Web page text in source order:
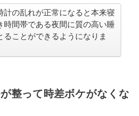
計の乱れが正常になると本来寝
時間帯である夜間に質の高い睡
ることができるようになりま
整って時差ボケがなくな